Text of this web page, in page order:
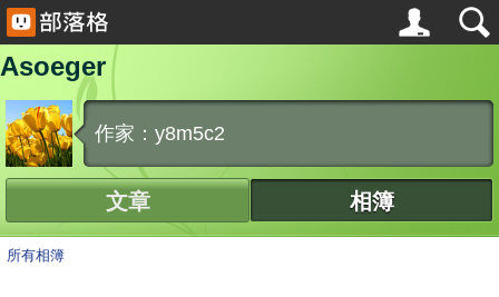
Asoeger
作家：y8m5c2
文章 相簿
所有相簿